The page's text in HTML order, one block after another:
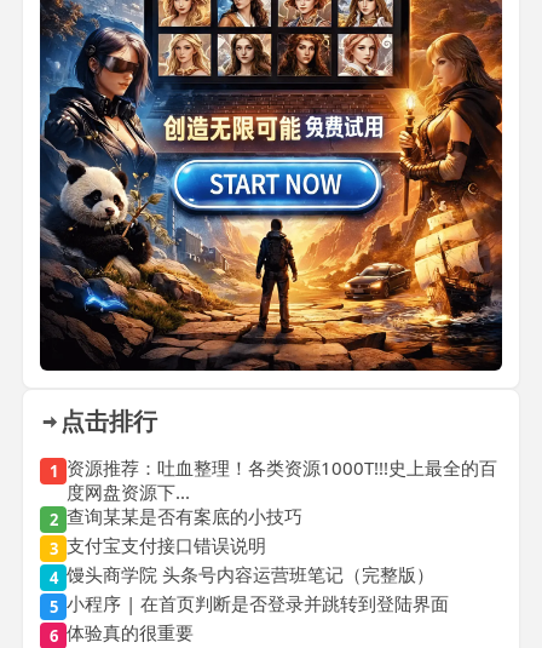
点击排行
1 资源推荐：吐血整理！各类资源1000T!!!史上最全的百
度网盘资源下...
2 查询某某是否有案底的小技巧
3 支付宝支付接口错误说明
4 馒头商学院 头条号内容运营班笔记（完整版）
5 小程序 | 在首页判断是否登录并跳转到登陆界面
6 体验真的很重要